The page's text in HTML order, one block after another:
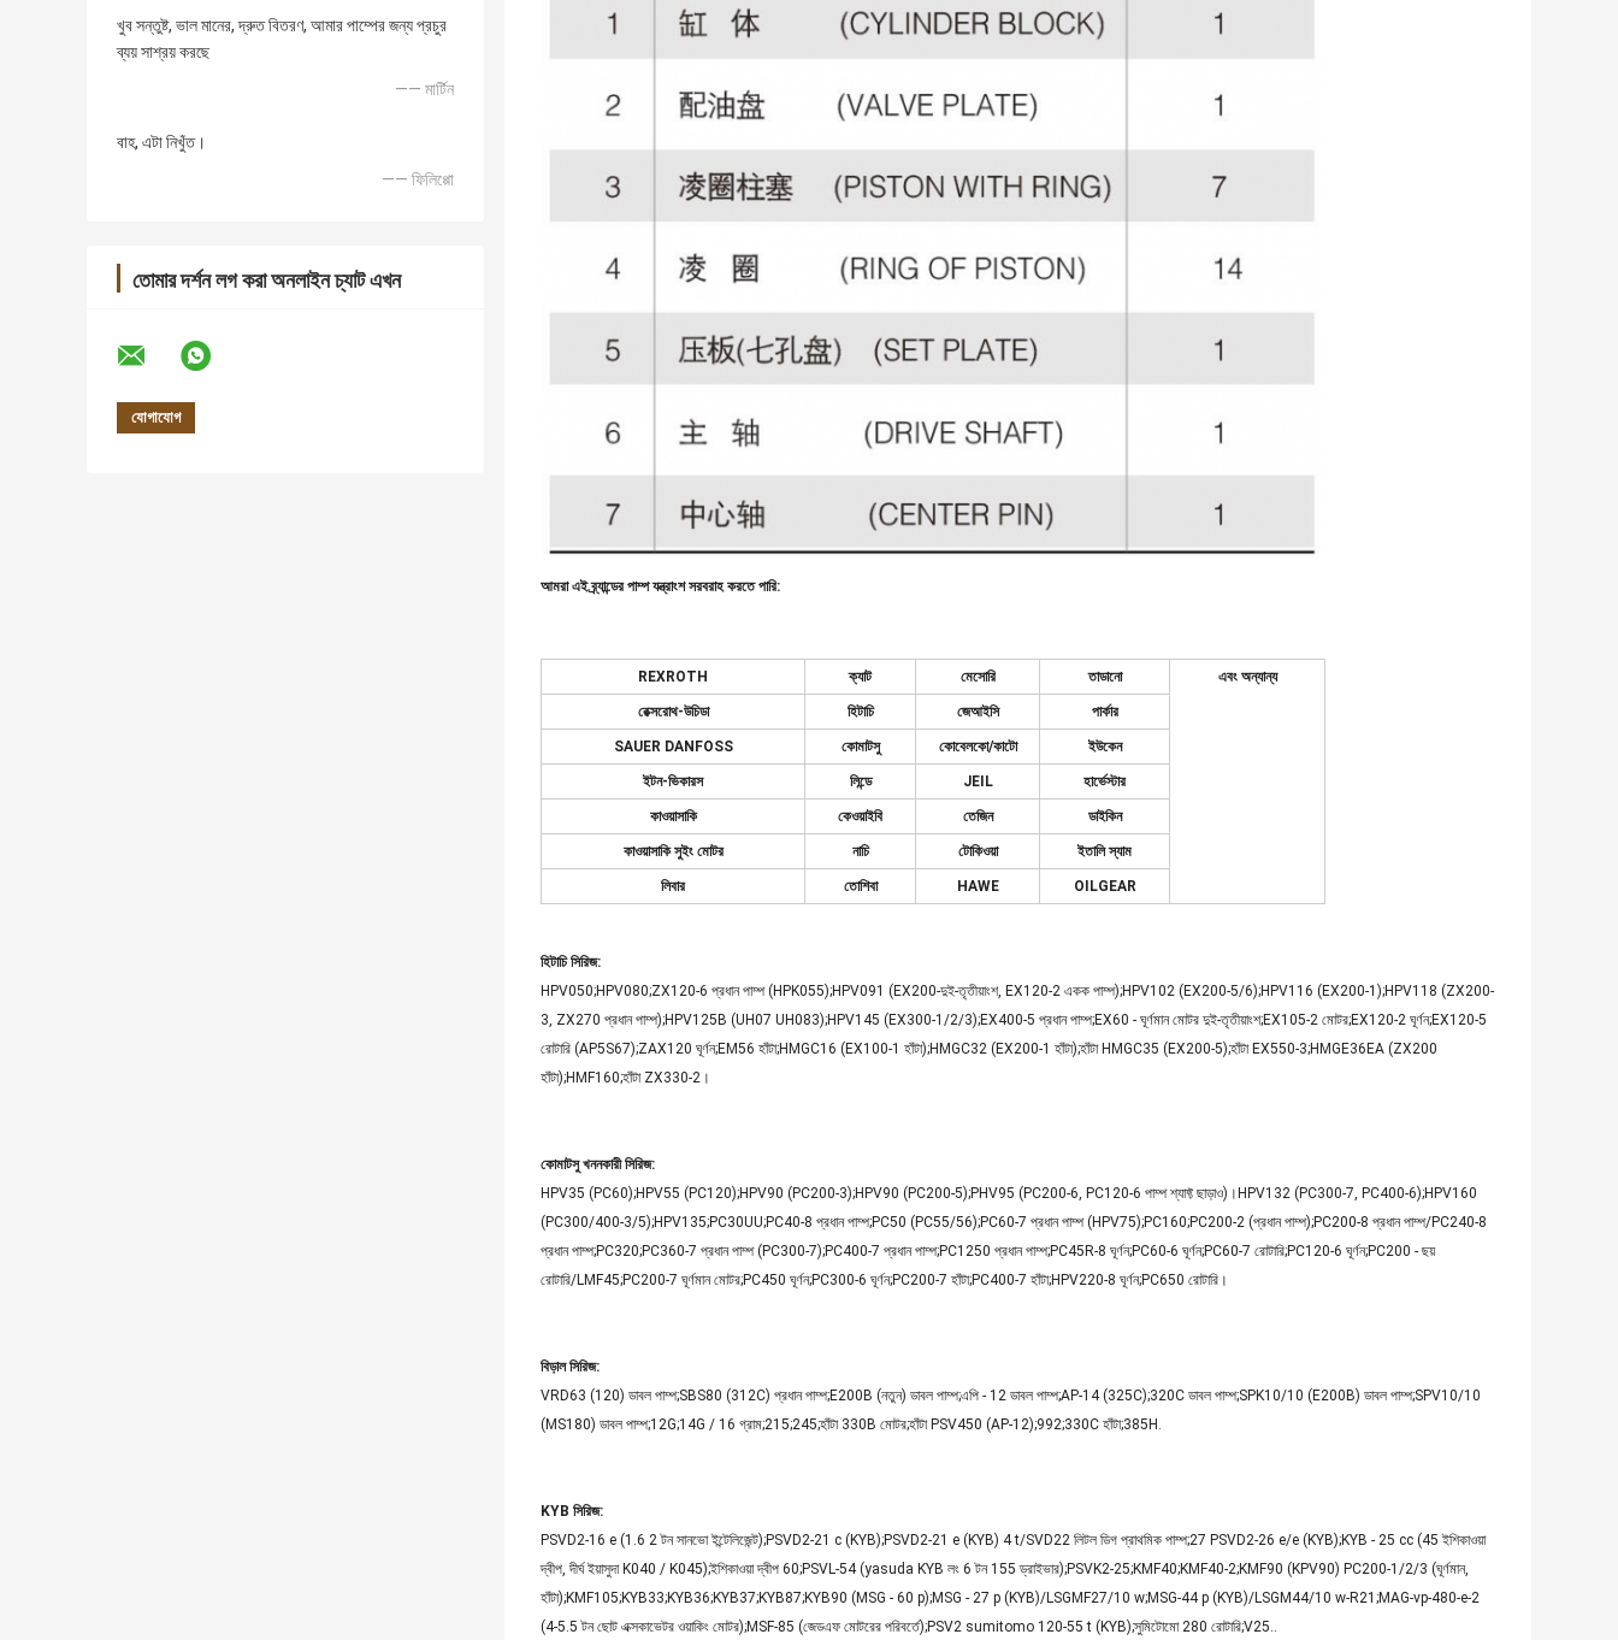
খুব সন্তুষ্ট, ভাল মানের, দ্রুত বিতরণ, আমার পাম্পের জন্য প্রচুর
ব্যয় সাশ্রয় করছে
—— মার্টিন
বাহ, এটা নিখুঁত।
—— ফিলিপ্পো
তোমার দর্শন লগ করা অনলাইন চ্যাট এখন
আমরা এই ব্র্যান্ডের পাম্প যন্ত্রাংশ সরবরাহ করতে পারি:
REXROTH ক্যাট মেসোরি তাডানো এবং অন্যান্য
রেক্সরোথ-উচিডা হিটাচি জেআইসি পার্কার
SAUER DANFOSS কোমাটসু কোবেলকো/কাটো ইউকেন
ইটন-ভিকারস লিন্ডে JEIL হার্ভেস্টার
কাওয়াসাকি কেওয়াইবি তেজিন ডাইকিন
কাওয়াসাকি সুইং মোটর নাচি টোকিওয়া ইতালি স্যাম
লিবার তোশিবা HAWE OILGEAR
হিটাচি সিরিজ:
HPV050;HPV080;ZX120-6 প্রধান পাম্প (HPK055);HPV091 (EX200-দুই-তৃতীয়াংশ, EX120-2 একক পাম্প);HPV102 (EX200-5/6);HPV116 (EX200-1);HPV118 (ZX200-
3, ZX270 প্রধান পাম্প);HPV125B (UH07 UH083);HPV145 (EX300-1/2/3);EX400-5 প্রধান পাম্প;EX60 - ঘূর্ণমান মোটর দুই-তৃতীয়াংশ;EX105-2 মোটর;EX120-2 ঘূর্ণন;EX120-5
রোটারি (AP5S67);ZAX120 ঘূর্ণন;EM56 হাঁটা;HMGC16 (EX100-1 হাঁটা);HMGC32 (EX200-1 হাঁটা);হাঁটা HMGC35 (EX200-5);হাঁটা EX550-3;HMGE36EA (ZX200
হাঁটা);HMF160;হাঁটা ZX330-2।
কোমাটসু খননকারী সিরিজ:
HPV35 (PC60);HPV55 (PC120);HPV90 (PC200-3);HPV90 (PC200-5);PHV95 (PC200-6, PC120-6 পাম্প শ্যাফ্ট ছাড়াও)।HPV132 (PC300-7, PC400-6);HPV160
(PC300/400-3/5);HPV135;PC30UU;PC40-8 প্রধান পাম্প;PC50 (PC55/56);PC60-7 প্রধান পাম্প (HPV75);PC160;PC200-2 (প্রধান পাম্প);PC200-8 প্রধান পাম্প/PC240-8
প্রধান পাম্প;PC320;PC360-7 প্রধান পাম্প (PC300-7);PC400-7 প্রধান পাম্প;PC1250 প্রধান পাম্প;PC45R-8 ঘূর্ণন;PC60-6 ঘূর্ণন;PC60-7 রোটারি;PC120-6 ঘূর্ণন;PC200 - ছয়
রোটারি/LMF45;PC200-7 ঘূর্ণমান মোটর;PC450 ঘূর্ণন;PC300-6 ঘূর্ণন;PC200-7 হাঁটা;PC400-7 হাঁটা;HPV220-8 ঘূর্ণন;PC650 রোটারি।
বিড়াল সিরিজ:
VRD63 (120) ডাবল পাম্প;SBS80 (312C) প্রধান পাম্প;E200B (নতুন) ডাবল পাম্প;এপি - 12 ডাবল পাম্প;AP-14 (325C);320C ডাবল পাম্প;SPK10/10 (E200B) ডাবল পাম্প;SPV10/10
(MS180) ডাবল পাম্প;12G;14G / 16 গ্রাম;215;245;হাঁটা 330B মোটর;হাঁটা PSV450 (AP-12);992;330C হাঁটা;385H.
KYB সিরিজ:
PSVD2-16 e (1.6 2 টন সানভো ইন্টেলিজেন্ট);PSVD2-21 c (KYB);PSVD2-21 e (KYB) 4 t/SVD22 লিটল ডিগ প্রাথমিক পাম্প;27 PSVD2-26 e/e (KYB);KYB - 25 cc (45 ইশিকাওয়া
দ্বীপ, দীর্ঘ ইয়াসুদা K040 / K045);ইশিকাওয়া দ্বীপ 60;PSVL-54 (yasuda KYB লং 6 টন 155 ড্রাইভার);PSVK2-25;KMF40;KMF40-2;KMF90 (KPV90) PC200-1/2/3 (ঘূর্ণমান,
হাঁটা);KMF105;KYB33;KYB36;KYB37;KYB87;KYB90 (MSG - 60 p);MSG - 27 p (KYB)/LSGMF27/10 w;MSG-44 p (KYB)/LSGM44/10 w-R21;MAG-vp-480-e-2
(4-5.5 টন ছোট এক্সকাভেটর ওয়াকিং মোটর);MSF-85 (জেডএফ মোটরের পরিবর্তে);PSV2 sumitomo 120-55 t (KYB);সুমিটোমো 280 রোটারি;V25..